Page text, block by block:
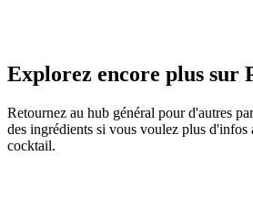
Explorez encore plus sur
Retournez au hub général pour d'autres
des ingrédients si vous voulez plus d'infos
cocktail.